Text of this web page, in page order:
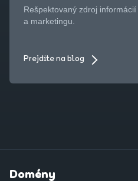
Rešpektovaný zdroj
a marketingu.
Prejdite na blog
Domény